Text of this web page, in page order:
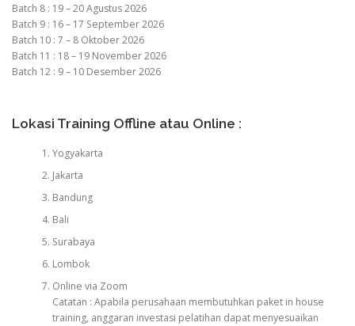
Batch 8 : 19 – 20 Agustus 2026
Batch 9 : 16 – 17 September 2026
Batch 10 : 7 – 8 Oktober 2026
Batch 11 : 18 – 19 November 2026
Batch 12 : 9 – 10 Desember 2026
Lokasi Training Offline atau Online :
Yogyakarta
Jakarta
Bandung
Bali
Surabaya
Lombok
Online via Zoom
Catatan : Apabila perusahaan membutuhkan paket in house
training, anggaran investasi pelatihan dapat menyesuaikan